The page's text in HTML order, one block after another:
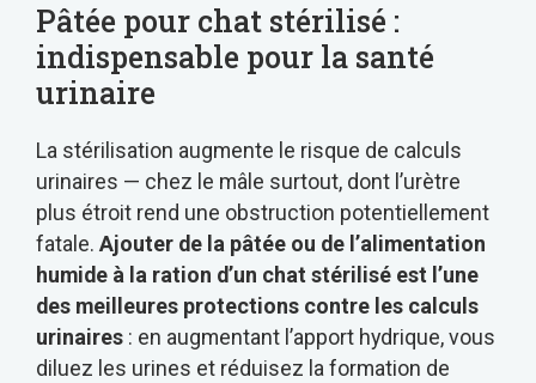
Pâtée pour chat stérilisé :
indispensable pour la santé
urinaire
La stérilisation augmente le risque de calculs
urinaires — chez le mâle surtout, dont l’urètre
plus étroit rend une obstruction potentiellement
fatale. Ajouter de la pâtée ou de l’alimentation
humide à la ration d’un chat stérilisé est l’une
des meilleures protections contre les calculs
urinaires : en augmentant l’apport hydrique, vous
diluez les urines et réduisez la formation de